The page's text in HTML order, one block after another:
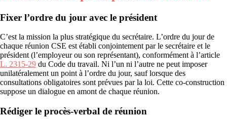
Fixer l’ordre du jour avec le président
C’est la mission la plus stratégique du secrétaire. L’ordre du jour de
chaque réunion CSE est établi conjointement par le secrétaire et le
président (l’employeur ou son représentant), conformément à l’article
L. 2315-29 du Code du travail. Ni l’un ni l’autre ne peut imposer
unilatéralement un point à l’ordre du jour, sauf lorsque des
consultations obligatoires sont prévues par la loi. Cette co-construction
suppose un dialogue en amont de chaque réunion.
Rédiger le procès-verbal de réunion